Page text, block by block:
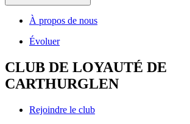
À propos de nous
Évoluer
CLUB DE LOYAUTÉ DE
CARTHURGLEN
Rejoindre le club